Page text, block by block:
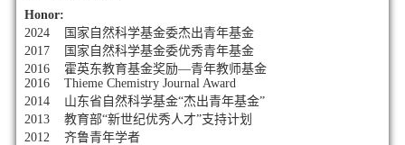
Honor:
2024 国家自然科学基金委杰出青年基金
2017 国家自然科学基金委优秀青年基金
2016 霍英东教育基金奖励—青年教师基金
2016 Thieme Chemistry Journal Award
2014 山东省自然科学基金“杰出青年基金”
2013 教育部“新世纪优秀人才”支持计划
2012 齐鲁青年学者